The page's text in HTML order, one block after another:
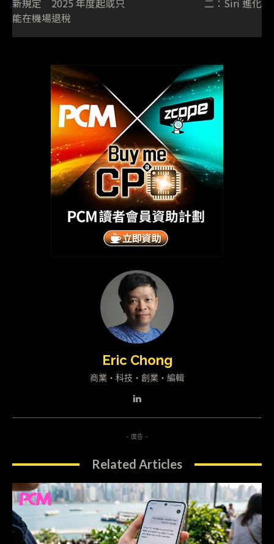
新規定 2025 年度起或只
能在機場退稅
二：Siri 進化
Eric Chong
商業・科技・創業・編輯
- 廣告 -
Related Articles